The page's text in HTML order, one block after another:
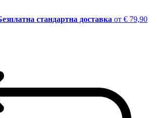
стандартна доставка от € 79,90